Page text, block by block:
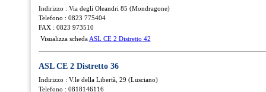
Indirizzo : Via degli Oleandri 85 (Mondragone)
Telefono : 0823 775404
FAX : 0823 973510
Visualizza scheda ASL CE 2 Distretto 42
ASL CE 2 Distretto 36
Indirizzo : V.le della Libertà, 29 (Lusciano)
Telefono : 0818146116